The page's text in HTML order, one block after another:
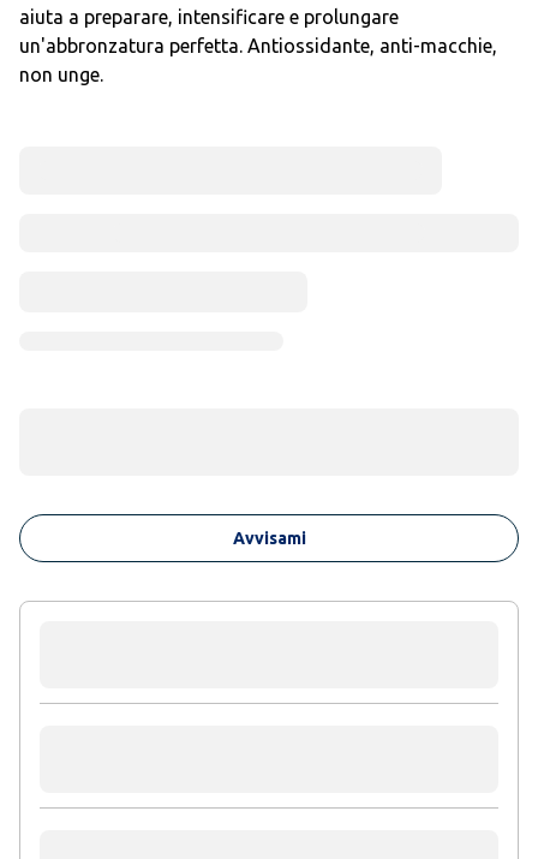
aiuta a preparare, intensificare e prolungare
un'abbronzatura perfetta. Antiossidante, anti-macchie,
non unge.
Avvisami